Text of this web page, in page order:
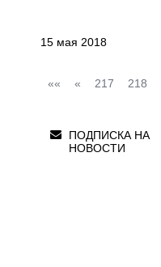
15 мая 2018
«« « 217 218
ПОДПИСКА НА
НОВОСТИ